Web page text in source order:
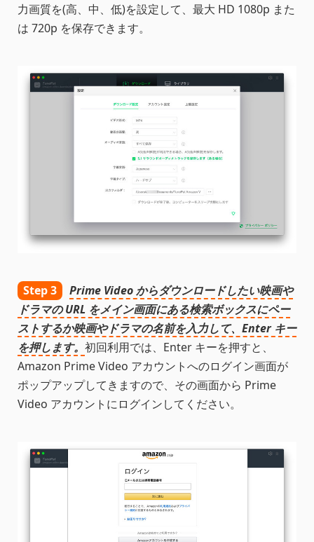
力画質を(高、中、低)を設定して、最大 HD 1080p また
は 720p を保存できます。
Step 3
Prime Video からダウンロードしたい映画や
ドラマの URL をメイン画面にある検索ボックスにペー
ストするか映画やドラマの名前を入力して、Enter キー
を押します。 初回利用では、Enter キーを押すと、
Amazon Prime Video アカウントへのログイン画面が
ポップアップしてきますので、その画面から Prime
Video アカウントにログインしてください。